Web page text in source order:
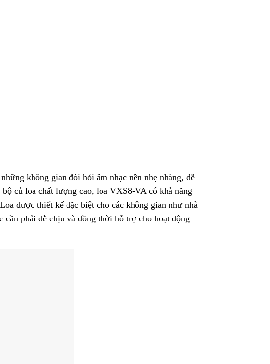
không gian đòi hỏi âm nhạc nền nhẹ nhàng, dễ
củ loa chất lượng cao, loa VXS8-VA có khả năng
được thiết kế đặc biệt cho các không gian như nhà
cần phải dễ chịu và đồng thời hỗ trợ cho hoạt động